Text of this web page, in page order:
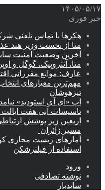
۱۴۰۵/۰۵/۱۷
خبر فوری
هکرها با تماس تلفنی
متا از نخست وزیر هند
آخرین وضعیت امنیت
متا، آنتروپیک، گوگل و
عارف: موانع مقرراتی
مهم‌ترین معیارهای
تیزهوشان
اپ «ای آی استودید»
تاسیسات آبی هفت
اربعین زیر پوشش
مسیر زائران
آمارهای زیست مجازی
استفاده از فیلترشکن
ورود
نوشته تصادفی
سایدبار